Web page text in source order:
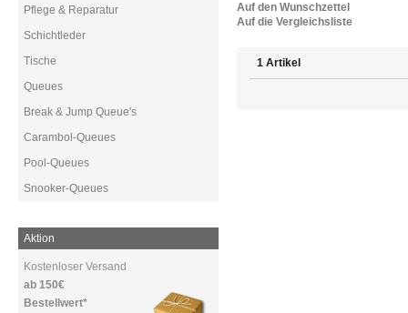
Auf den Wunschzettel
Auf die Vergleichsliste
1 Artikel
Pflege & Reparatur
Schichtleder
Tische
Queues
Break & Jump Queue's
Carambol-Queues
Pool-Queues
Snooker-Queues
Aktion
Kostenloser Versand
ab 150€
Bestellwert*